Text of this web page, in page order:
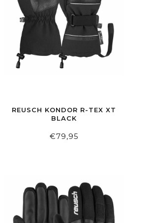
REUSCH KONDOR R-TEX XT
BLACK
€79,95